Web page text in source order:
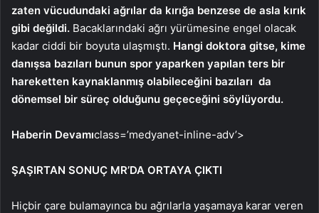
zaten vücudundaki ağrılar da kırığa benzese de asla kırık
gibi değildi. Bacaklarındaki ağrı yürümesine engel olacak
kadar ciddi bir boyuta ulaşmıştı. Hangi doktora gitse, kime
danışsa bazıları bunun spor yaparken yapılan ters bir
hareketten kaynaklanmış olabileceğini bazıları da
dönemsel bir süreç olduğunu geçeceğini söylüyordu.
Haberin Devamıclass=’medyanet-inline-adv’>
ŞAŞIRTAN SONUÇ MR’DA ORTAYA ÇIKTI
Hiçbir çare bulamayınca bu ağrılarla yaşamaya karar veren